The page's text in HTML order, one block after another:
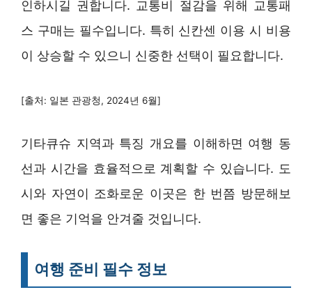
인하시길 권합니다. 교통비 절감을 위해 교통패
스 구매는 필수입니다. 특히 신칸센 이용 시 비용
이 상승할 수 있으니 신중한 선택이 필요합니다.
[출처: 일본 관광청, 2024년 6월]
기타큐슈 지역과 특징 개요를 이해하면 여행 동
선과 시간을 효율적으로 계획할 수 있습니다. 도
시와 자연이 조화로운 이곳은 한 번쯤 방문해보
면 좋은 기억을 안겨줄 것입니다.
여행 준비 필수 정보